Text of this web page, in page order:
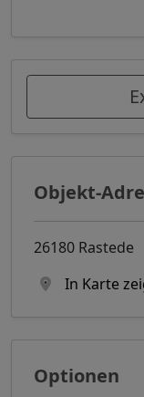
Objekt-
26180 Rastede
In Karte
Optionen